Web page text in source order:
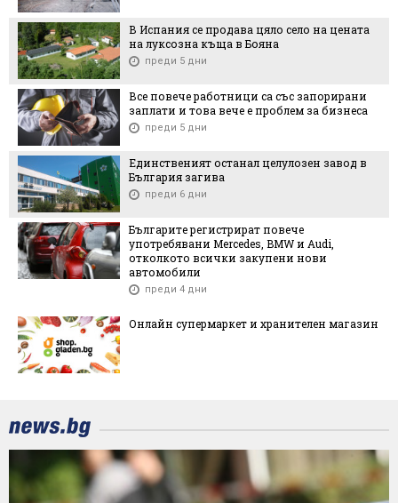
В Испания се продава цяло село на цената
на луксозна къща в Бояна
преди 5 дни
Все повече работници са със запорирани
заплати и това вече е проблем за бизнеса
преди 5 дни
Единственият останал целулозен завод в
България загива
преди 6 дни
Българите регистрират повече
употребявани Mercedes, BMW и Audi,
отколкото всички закупени нови
автомобили
преди 4 дни
Онлайн супермаркет и хранителен магазин